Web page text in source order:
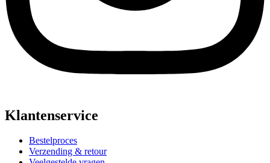
Klantenservice
Bestelproces
Verzending & retour